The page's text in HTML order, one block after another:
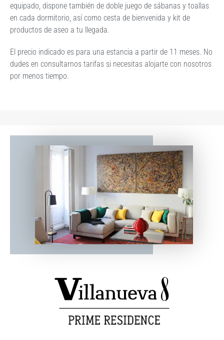
equipado, dispone también de doble juego de sábanas y toallas
en cada dormitorio, así como cesta de bienvenida y kit de
productos de aseo a tu llegada.
El precio indicado es para una estancia a partir de 11 meses. No
dudes en consultarnos tarifas si necesitas alojarte con nosotros
por menos tiempo.